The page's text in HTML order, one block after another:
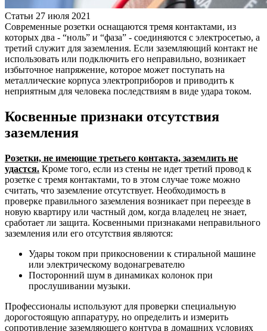
Статьи 27 июля 2021
Современные розетки оснащаются тремя контактами, из
которых два - “ноль” и “фаза” - соединяются с электросетью, а
третий служит для заземления. Если заземляющий контакт не
использовать или подключить его неправильно, возникает
избыточное напряжение, которое может поступать на
металлические корпуса электроприборов и приводить к
неприятным для человека последствиям в виде удара током.
Косвенные признаки отсутствия
заземления
Розетки, не имеющие третьего контакта, заземлить не
удастся. Кроме того, если из стены не идет третий провод к
розетке с тремя контактами, то в этом случае тоже можно
считать, что заземление отсутствует. Необходимость в
проверке правильного заземления возникает при переезде в
новую квартиру или частный дом, когда владелец не знает,
сработает ли защита. Косвенными признаками неправильного
заземления или его отсутствия являются:
Удары током при прикосновении к стиральной машине
или электрическому водонагревателю
Посторонний шум в динамиках колонок при
прослушивании музыки.
Профессионалы используют для проверки специальную
дорогостоящую аппаратуру, но определить и измерить
сопротивление заземляющего контура в домашних условиях